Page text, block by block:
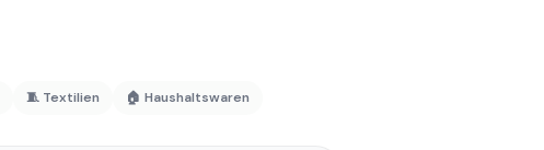
🧵 Textilien 🏠 Haushaltswaren